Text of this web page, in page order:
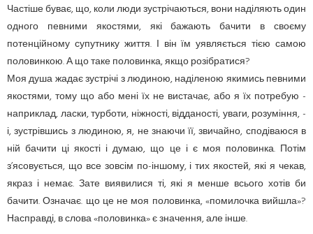
Частіше буває, що, коли люди зустрічаються, вони наділяють один
одного певними якостями, які бажають бачити в своєму
потенційному супутнику життя. І він їм уявляється тією самою
половинкою. А що таке половинка, якщо розібратися?
Моя душа жадає зустрічі з людиною, наділеною якимись певними
якостями, тому що або мені їх не вистачає, або я їх потребую -
наприклад, ласки, турботи, ніжності, відданості, уваги, розуміння, -
і, зустрівшись з людиною, я, не знаючи її, звичайно, сподіваюся в
ній бачити ці якості і думаю, що це і є моя половинка. Потім
з’ясовується, що все зовсім по-іншому, і тих якостей, які я чекав,
якраз і немає. Зате виявилися ті, які я менше всього хотів би
бачити. Означає. що це не моя половинка, «помилочка вийшла»?
Насправді, в слова «половинка» є значення, але інше.